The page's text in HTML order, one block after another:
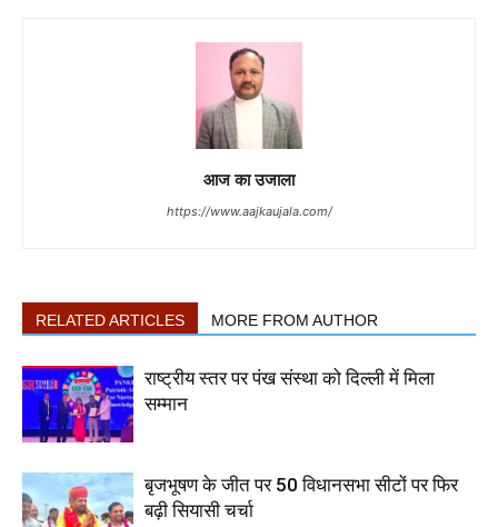
आज का उजाला
https://www.aajkaujala.com/
RELATED ARTICLES MORE FROM AUTHOR
राष्ट्रीय स्तर पर पंख संस्था को दिल्ली में मिला
सम्मान
बृजभूषण के जीत पर 50 विधानसभा सीटों पर फिर
बढ़ी सियासी चर्चा